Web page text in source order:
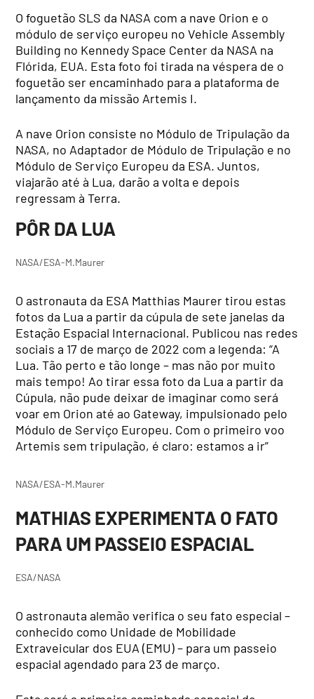
O foguetão SLS da NASA com a nave Orion e o
módulo de serviço europeu no Vehicle Assembly
Building no Kennedy Space Center da NASA na
Flórida, EUA. Esta foto foi tirada na véspera de o
foguetão ser encaminhado para a plataforma de
lançamento da missão Artemis I.
A nave Orion consiste no Módulo de Tripulação da
NASA, no Adaptador de Módulo de Tripulação e no
Módulo de Serviço Europeu da ESA. Juntos,
viajarão até à Lua, darão a volta e depois
regressam à Terra.
PÔR DA LUA
NASA/ESA-M.Maurer
O astronauta da ESA Matthias Maurer tirou estas
fotos da Lua a partir da cúpula de sete janelas da
Estação Espacial Internacional. Publicou nas redes
sociais a 17 de março de 2022 com a legenda: “A
Lua. Tão perto e tão longe – mas não por muito
mais tempo! Ao tirar essa foto da Lua a partir da
Cúpula, não pude deixar de imaginar como será
voar em Orion até ao Gateway, impulsionado pelo
Módulo de Serviço Europeu. Com o primeiro voo
Artemis sem tripulação, é claro: estamos a ir”
NASA/ESA-M.Maurer
MATHIAS EXPERIMENTA O FATO
PARA UM PASSEIO ESPACIAL
ESA/NASA
O astronauta alemão verifica o seu fato especial –
conhecido como Unidade de Mobilidade
Extraveicular dos EUA (EMU) – para um passeio
espacial agendado para 23 de março.